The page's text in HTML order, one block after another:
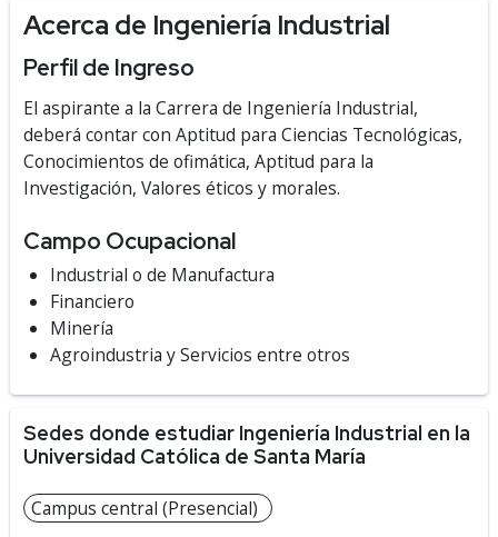
Acerca de Ingeniería Industrial
Perfil de Ingreso
El aspirante a la Carrera de Ingeniería Industrial,
deberá contar con Aptitud para Ciencias Tecnológicas,
Conocimientos de ofimática, Aptitud para la
Investigación, Valores éticos y morales.
Campo Ocupacional
Industrial o de Manufactura
Financiero
Minería
Agroindustria y Servicios entre otros
Sedes donde estudiar Ingeniería Industrial en la
Universidad Católica de Santa María
Campus central (Presencial)